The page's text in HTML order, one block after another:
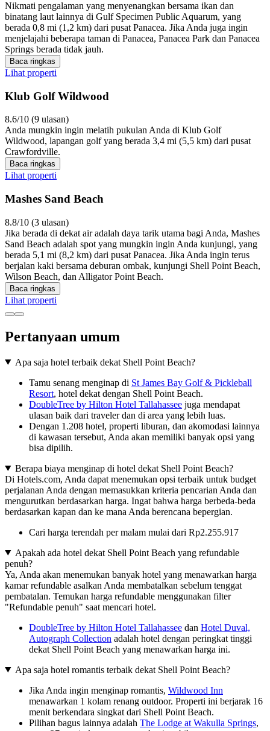
Nikmati pengalaman yang menyenangkan bersama ikan dan
binatang laut lainnya di Gulf Specimen Public Aquarum, yang
berada 0,8 mi (1,2 km) dari pusat Panacea. Jika Anda juga ingin
menjelajahi beberapa taman di Panacea, Panacea Park dan Panacea
Springs berada tidak jauh.
Baca ringkas
Lihat properti
Klub Golf Wildwood
8.6/10 (9 ulasan)
Anda mungkin ingin melatih pukulan Anda di Klub Golf
Wildwood, lapangan golf yang berada 3,4 mi (5,5 km) dari pusat
Crawfordville.
Baca ringkas
Lihat properti
Mashes Sand Beach
8.8/10 (3 ulasan)
Jika berada di dekat air adalah daya tarik utama bagi Anda, Mashes
Sand Beach adalah spot yang mungkin ingin Anda kunjungi, yang
berada 5,1 mi (8,2 km) dari pusat Panacea. Jika Anda ingin terus
berjalan kaki bersama deburan ombak, kunjungi Shell Point Beach,
Wilson Beach, dan Alligator Point Beach.
Baca ringkas
Lihat properti
Pertanyaan umum
Apa saja hotel terbaik dekat Shell Point Beach?
Tamu senang menginap di St James Bay Golf & Pickleball
Resort, hotel dekat dengan Shell Point Beach.
DoubleTree by Hilton Hotel Tallahassee juga mendapat
ulasan baik dari traveler dan di area yang lebih luas.
Dengan 1.208 hotel, properti liburan, dan akomodasi lainnya
di kawasan tersebut, Anda akan memiliki banyak opsi yang
bisa dipilih.
Berapa biaya menginap di hotel dekat Shell Point Beach?
Di Hotels.com, Anda dapat menemukan opsi terbaik untuk budget
perjalanan Anda dengan memasukkan kriteria pencarian Anda dan
mengurutkan berdasarkan harga. Ingat bahwa harga berbeda-beda
berdasarkan kapan dan ke mana Anda berencana bepergian.
Cari harga terendah per malam mulai dari Rp2.255.917
Apakah ada hotel dekat Shell Point Beach yang refundable
penuh?
Ya, Anda akan menemukan banyak hotel yang menawarkan harga
kamar refundable asalkan Anda membatalkan sebelum tenggat
pembatalan. Temukan harga refundable menggunakan filter
"Refundable penuh" saat mencari hotel.
DoubleTree by Hilton Hotel Tallahassee dan Hotel Duval,
Autograph Collection adalah hotel dengan peringkat tinggi
dekat Shell Point Beach yang menawarkan harga ini.
Apa saja hotel romantis terbaik dekat Shell Point Beach?
Jika Anda ingin menginap romantis, Wildwood Inn
menawarkan 1 kolam renang outdoor. Properti ini berjarak 16
menit berkendara singkat dari Shell Point Beach.
Pilihan bagus lainnya adalah The Lodge at Wakulla Springs,